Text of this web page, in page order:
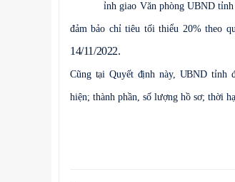
UBND tỉnh giao Văn phòng UBND
đảm bảo chỉ tiêu tối thiểu 20% theo
14/11/2022.
Cũng tại Quyết định này, UBND tỉnh
hiện; thành phần, số lượng hồ sơ; thời